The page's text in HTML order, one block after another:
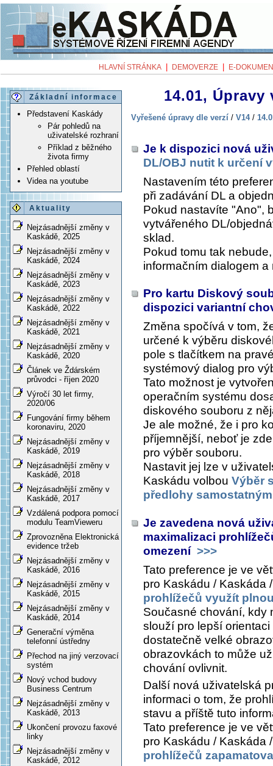
HLAVNÍ STRÁNKA DEMOVERZE E-
Základní informace
Představení Kaskády
Pár pohledů na
uživatelské rozhraní
Příklad z běžného
života firmy
Přehled oblastí
Videa na youtube
Aktuality
Nejzásadnější změny v
Kaskádě, 2025
Nejzásadnější změny v
Kaskádě, 2024
Nejzásadnější změny v
Kaskádě, 2023
Nejzásadnější změny v
Kaskádě, 2022
Nejzásadnější změny v
Kaskádě, 2021
Nejzásadnější změny v
Kaskádě, 2020
Článek ve Ždárském
průvodci - říjen 2020
Výročí 30 let firmy,
2020/06
Fungování firmy během
koronaviru, 2020
Nejzásadnější změny v
Kaskádě, 2019
Nejzásadnější změny v
Kaskádě, 2018
Nejzásadnější změny v
Kaskádě, 2017
Vzdálená podpora pomocí
modulu TeamVieweru
Zprovozněna Elektronická
evidence tržeb
Nejzásadnější změny v
Kaskádě, 2016
Nejzásadnější změny v
Kaskádě, 2015
Nejzásadnější změny v
Kaskádě, 2014
Generační výměna
telefonní ústředny
Přechod na jiný verzovací
systém
Nový vchod budovy
Business Centrum
Nejzásadnější změny v
Kaskádě, 2013
Ukončení provozu faxové
linky
Nejzásadnější změny v
Kaskádě, 2012
14.01, Úpravy
Vyřešené úpravy dle verzí / V14/
Je k dispozici nová
DL/OBJ nutit k určení
Nastavením této
při zadávání DL a
Pokud nastavíte "Ano",
vytvářeného DL/
sklad.
Pokud tomu tak
informačním dialogem
Pro kartu Diskový
dispozici variantní
Změna spočívá v tom,
určené k výběru
pole s tlačítkem na
systémový dialog pro
Tato možnost je
operačním systému
diskového souboru z
Je ale možné, že i pro
příjemnější, neboť je
pro výběr souboru.
Nastavit jej lze v
Kaskádu volbou Výběr
předlohy
Je zavedena nová
maximalizaci
omezení >>>
Tato preference je ve
pro Kaskádu / Kaskáda
prohlížečů využít
Současné chování, kdy
slouží pro lepší
dostatečně velké
obrazovkách to může
chování ovlivnit.
Další nová uživatelská
informaci o tom, že
stavu a příště tuto
Tato preference je ve
pro Kaskádu / Kaskáda
prohlížečů